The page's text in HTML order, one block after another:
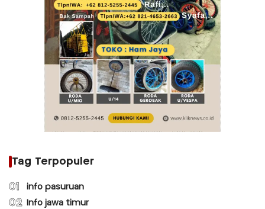
Tag Terpopuler
01 info pasuruan
02 Info jawa timur